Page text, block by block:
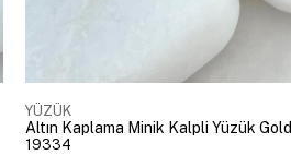
YÜZÜK
Altın Kaplama Minik Kalpli Yüzük Gold
19334